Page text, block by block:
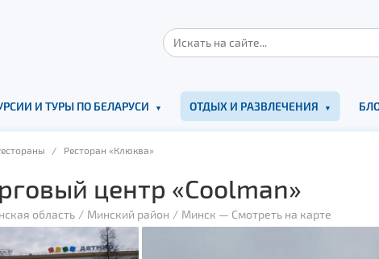
И ТУРЫ ПО БЕЛАРУСИ ОТДЫХ И РАЗВЛЕЧЕНИЯ
/ Ресторан «Клюква»
центр «Coolman»
область Минский район Минск — Смотреть на карте